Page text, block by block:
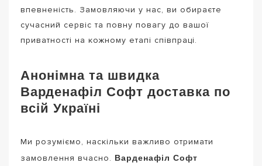
впевненість. Замовляючи у нас, ви обираєте
сучасний сервіс та повну повагу до вашої
приватності на кожному етапі співпраці.
Анонімна та швидка
Варденафіл Софт доставка по
всій Україні
Ми розуміємо, наскільки важливо отримати
замовлення вчасно. Варденафіл Софт